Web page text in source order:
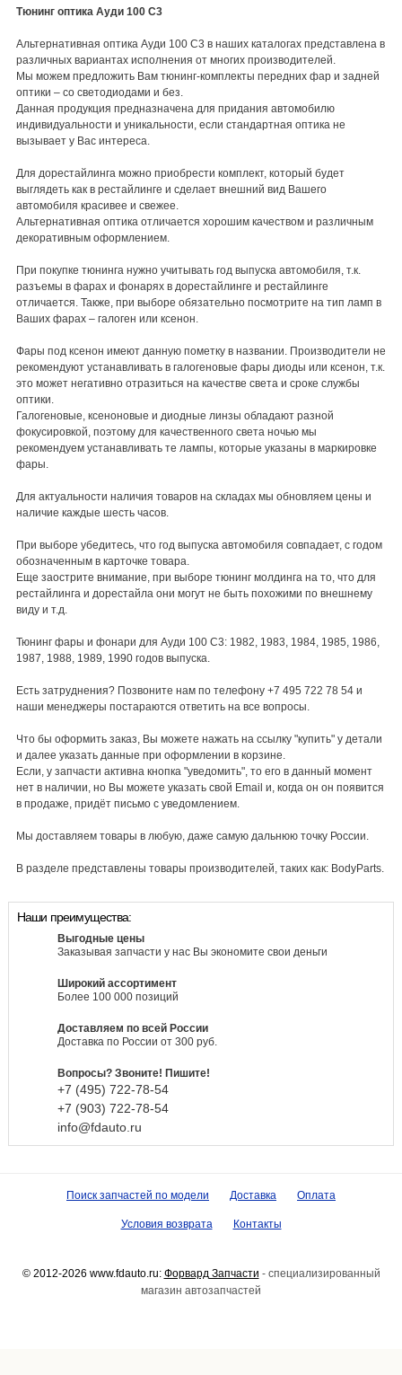
Тюнинг оптика Ауди 100 С3
Альтернативная оптика Ауди 100 C3 в наших каталогах представлена в
различных вариантах исполнения от многих производителей.
Мы можем предложить Вам тюнинг-комплекты передних фар и задней
оптики – со светодиодами и без.
Данная продукция предназначена для придания автомобилю
индивидуальности и уникальности, если стандартная оптика не
вызывает у Вас интереса.
Для дорестайлинга можно приобрести комплект, который будет
выглядеть как в рестайлинге и сделает внешний вид Вашего
автомобиля красивее и свежее.
Альтернативная оптика отличается хорошим качеством и различным
декоративным оформлением.
При покупке тюнинга нужно учитывать год выпуска автомобиля, т.к.
разъемы в фарах и фонарях в дорестайлинге и рестайлинге
отличается. Также, при выборе обязательно посмотрите на тип ламп в
Ваших фарах – галоген или ксенон.
Фары под ксенон имеют данную пометку в названии. Производители не
рекомендуют устанавливать в галогеновые фары диоды или ксенон, т.к.
это может негативно отразиться на качестве света и сроке службы
оптики.
Галогеновые, ксеноновые и диодные линзы обладают разной
фокусировкой, поэтому для качественного света ночью мы
рекомендуем устанавливать те лампы, которые указаны в маркировке
фары.
Для актуальности наличия товаров на складах мы обновляем цены и
наличие каждые шесть часов.
При выборе убедитесь, что год выпуска автомобиля совпадает, с годом
обозначенным в карточке товара.
Еще заострите внимание, при выборе тюнинг молдинга на то, что для
рестайлинга и дорестайла они могут не быть похожими по внешнему
виду и т.д.
Тюнинг фары и фонари для Ауди 100 С3: 1982, 1983, 1984, 1985, 1986,
1987, 1988, 1989, 1990 годов выпуска.
Есть затруднения? Позвоните нам по телефону +7 495 722 78 54 и
наши менеджеры постараются ответить на все вопросы.
Что бы оформить заказ, Вы можете нажать на ссылку "купить" у детали
и далее указать данные при оформлении в корзине.
Если, у запчасти активна кнопка "уведомить", то его в данный момент
нет в наличии, но Вы можете указать свой Email и, когда он он появится
в продаже, придёт письмо с уведомлением.
Мы доставляем товары в любую, даже самую дальнюю точку России.
В разделе представлены товары производителей, таких как: BodyParts.
Наши преимущества:
Выгодные цены
Заказывая запчасти у нас Вы экономите свои деньги
Широкий ассортимент
Более 100 000 позиций
Доставляем по всей России
Доставка по России от 300 руб.
Вопросы? Звоните! Пишите!
+7 (495) 722-78-54
+7 (903) 722-78-54
info@fdauto.ru
Поиск запчастей по модели Доставка Оплата
Условия возврата Контакты
© 2012-2026 www.fdauto.ru: Форвард Запчасти - специализированный
магазин автозапчастей